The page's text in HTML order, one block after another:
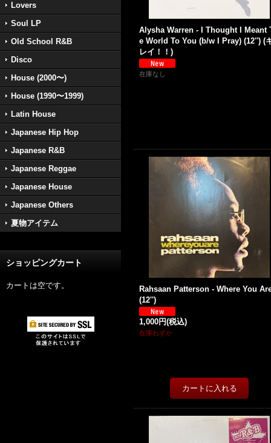
Lovers
Soul LP
Old School R&B
Disco
House (2000〜)
House (1990〜1999)
Latin House
Japanese Hip Hop
Japanese R&B
Japanese Reggae
Japanese House
Japanese Others
夏物アイテム
ショッピングカート
カートは空です。
Alysha Warren - I Thought I Meant
e World To You (b/w I Pray) (12'') (
レイ！！)
在庫なし
Rahsaan Patterson - Where You
(12'')
1,000円(税込)
在庫わずか